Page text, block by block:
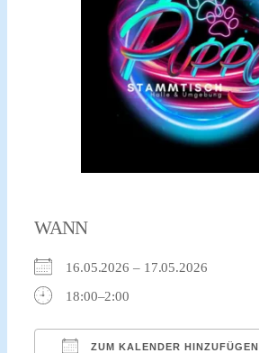
WANN
16.05.2026 – 17.05.2026
18:00–2:00
ZUM KALENDER HINZUFÜGEN